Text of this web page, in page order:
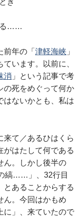
き
……
年の「 津軽海峡 」
います。以前に、
消 」という記事で考
の死をめぐって何か
はないかとも、私は
て／あるひはくら
がはたして何である
ん。しかし後半の
縞…… 」、32行目
とあることからする
ん。今回はかもめ
に」、来ていたので